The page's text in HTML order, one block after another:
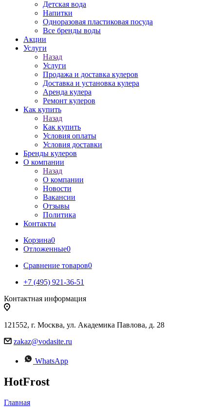
Детская вода
Напитки
Одноразовая пластиковая посуда
Все бренды воды
Акции
Услуги
Назад
Услуги
Продажа и доставка кулеров
Доставка и установка кулера
Аренда кулера
Ремонт кулеров
Как купить
Назад
Как купить
Условия оплаты
Условия доставки
Бренды кулеров
О компании
Назад
О компании
Новости
Вакансии
Отзывы
Политика
Контакты
Корзина0
Отложенные0
Сравнение товаров0
+7 (495) 921-36-51
Контактная информация
121552, г. Москва, ул. Академика Павлова, д. 28
zakaz@vodasite.ru
WhatsApp
HotFrost
Главная